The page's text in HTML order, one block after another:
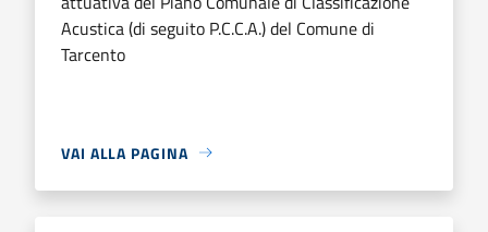
Acustica (di seguito P.C.C.A.) del Comune di
Tarcento
VAI ALLA PAGINA